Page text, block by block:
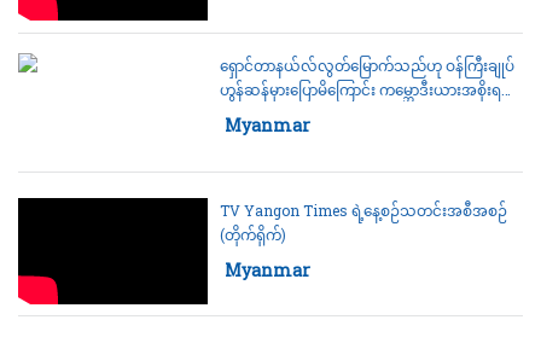
ရှောင်တာနယ်လ်လွတ်မြောက်သည်ဟု ဝန်ကြီးချုပ်
ဟွန်ဆန်မှားပြောမိကြောင်း ကမ္ဘောဒီးယားအစိုးရ
သတင်းထုတ်ပြန်
Category:
Myanmar
TV Yangon Times ရဲ့နေ့စဉ်သတင်းအစီအစဉ်
(တိုက်ရိုက်)
Category:
Myanmar